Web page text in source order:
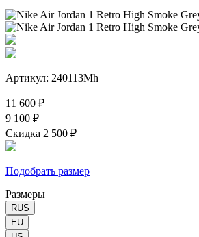
Артикул: 240113Mh
11 600 ₽
9 100 ₽
Скидка 2 500 ₽
Подобрать размер
Размеры
RUS
EU